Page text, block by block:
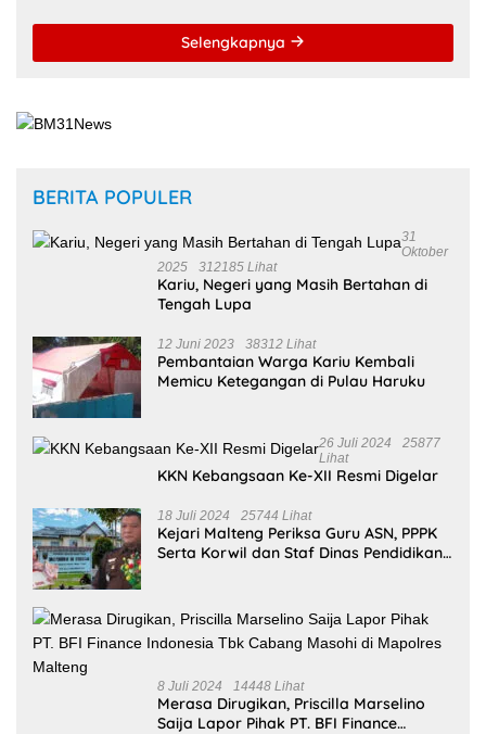
Selengkapnya
BERITA POPULER
31
Oktober
2025
312185 Lihat
Kariu, Negeri yang Masih Bertahan di
Tengah Lupa
12 Juni 2023 38312 Lihat
Pembantaian Warga Kariu Kembali
Memicu Ketegangan di Pulau Haruku
26 Juli 2024
25877
Lihat
KKN Kebangsaan Ke-XII Resmi Digelar
18 Juli 2024 25744 Lihat
Kejari Malteng Periksa Guru ASN, PPPK
Serta Korwil dan Staf Dinas Pendidikan
8 Juli 2024 14448 Lihat
Merasa Dirugikan, Priscilla Marselino
Saija Lapor Pihak PT. BFI Finance